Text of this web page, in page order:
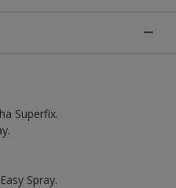
Superfix.
Spray.